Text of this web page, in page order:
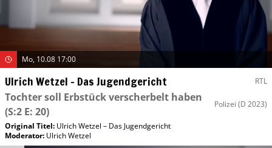
Mo, 10.08 17:00
Ulrich Wetzel – Das Jugendgericht RTL
Tochter soll Erbstück verscherbelt haben
(S:2 E: 20)
Polizei (D 2023)
Original Titel: Ulrich Wetzel – Das Jugendgericht
Moderator: Ulrich Wetzel